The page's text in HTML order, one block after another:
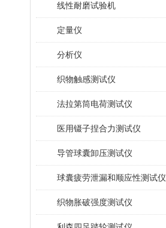
线性耐磨试验机
定量仪
分析仪
织物触感测试仪
法拉第筒电荷测试仪
医用镊子捏合力测试仪
导管球囊卸压测试仪
球囊疲劳泄漏和顺应性测试仪
织物胀破强度测试仪